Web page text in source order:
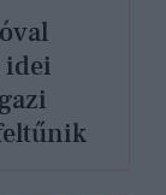
idei